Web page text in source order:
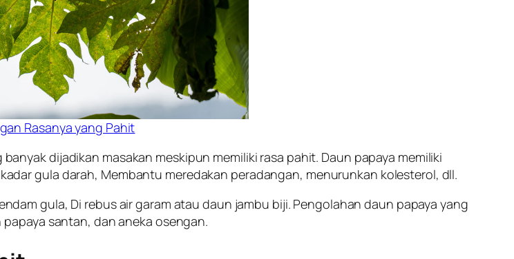
Rasanya yang Pahit
dijadikan masakan meskipun memiliki rasa pahit. Daun papaya memiliki
gula darah, Membantu meredakan peradangan, menurunkan kolesterol, dll.
gula, Di rebus air garam atau daun jambu biji. Pengolahan daun papaya yang
santan, dan aneka osengan.